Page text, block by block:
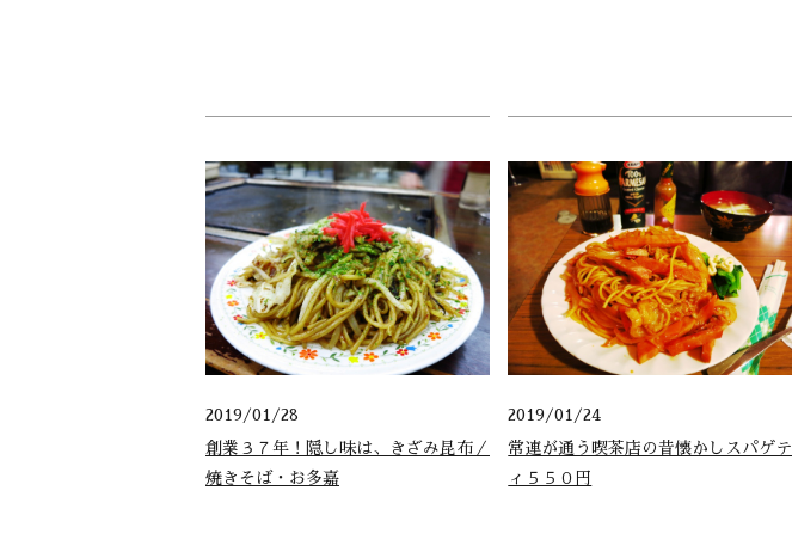
2019/01/28
創業３７年！隠し味は、きざみ昆布／
焼きそば・お多嘉
2019/01/24
常連が通う喫茶店の昔懐かしスパゲテ
ィ５５０円